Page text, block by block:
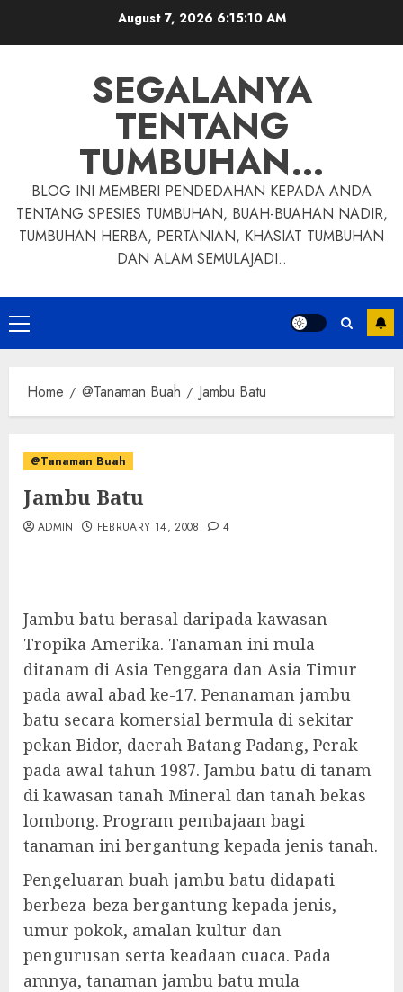
August 7, 2026 6:15:11 AM
SEGALANYA
TENTANG
TUMBUHAN…
BLOG INI MEMBERI PENDEDAHAN KEPADA ANDA
TENTANG SPESIES TUMBUHAN, BUAH-BUAHAN NADIR,
TUMBUHAN HERBA, PERTANIAN, KHASIAT TUMBUHAN
DAN ALAM SEMULAJADI..
Primary
Menu
Home @Tanaman Buah Jambu Batu
@Tanaman Buah
Jambu Batu
ADMIN FEBRUARY 14, 2008 4
Jambu batu berasal daripada kawasan
Tropika Amerika. Tanaman ini mula
ditanam di Asia Tenggara dan Asia Timur
pada awal abad ke-17. Penanaman jambu
batu secara komersial bermula di sekitar
pekan Bidor, daerah Batang Padang, Perak
pada awal tahun 1987. Jambu batu di tanam
di kawasan tanah Mineral dan tanah bekas
lombong. Program pembajaan bagi
tanaman ini bergantung kepada jenis tanah.
Pengeluaran buah jambu batu didapati
berbeza-beza bergantung kepada jenis,
umur pokok, amalan kultur dan
pengurusan serta keadaan cuaca. Pada
amnya, tanaman jambu batu mula